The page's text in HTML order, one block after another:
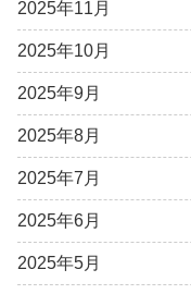
2025年11月
2025年10月
2025年9月
2025年8月
2025年7月
2025年6月
2025年5月